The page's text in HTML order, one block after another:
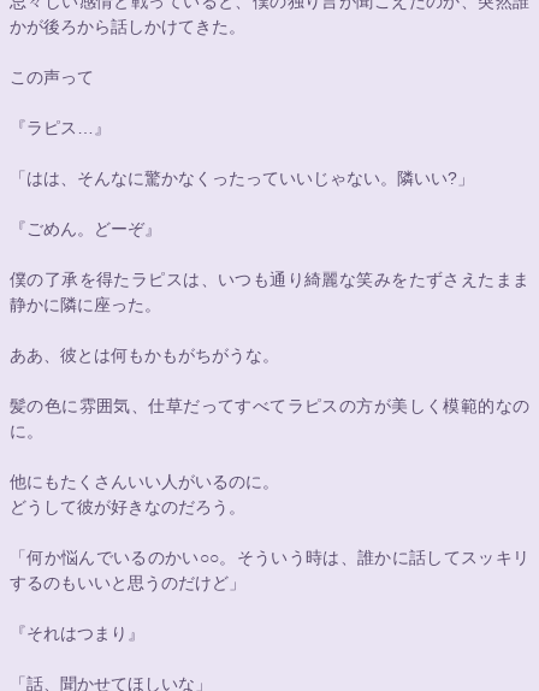
かが後ろから話しかけてきた。
この声って
『ラピス…』
「はは、そんなに驚かなくったっていいじゃない。隣いい?」
『ごめん。どーぞ』
僕の了承を得たラピスは、いつも通り綺麗な笑みをたずさえたまま
静かに隣に座った。
ああ、彼とは何もかもがちがうな。
髪の色に雰囲気、仕草だってすべてラピスの方が美しく模範的なの
に。
他にもたくさんいい人がいるのに。
どうして彼が好きなのだろう。
「何か悩んでいるのかい○○。そういう時は、誰かに話してスッキリ
するのもいいと思うのだけど」
『それはつまり』
「話、聞かせてほしいな」